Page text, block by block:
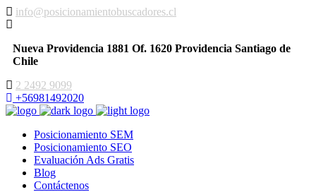
info@posicionamientobuscadores.cl
Nueva Providencia 1881 Of. 1620 Providencia Santiago de
Chile
2 2492 9099
+56981492020
Posicionamiento SEM
Posicionamiento SEO
Evaluación Ads Gratis
Blog
Contáctenos